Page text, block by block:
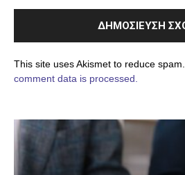
This site uses Akismet to reduce spam.
comment data is processed.